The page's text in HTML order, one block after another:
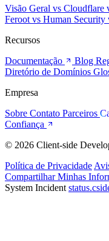
Visão Geral vs Cloudflare
Feroot vs Human Security
Recursos
Documentação
Blog
Diretório de Domínios
Empresa
Sobre Contato Parceiros
Confiança
© 2026 Client-side
Política de Privacidade
Compartilhar Minhas
System Incident